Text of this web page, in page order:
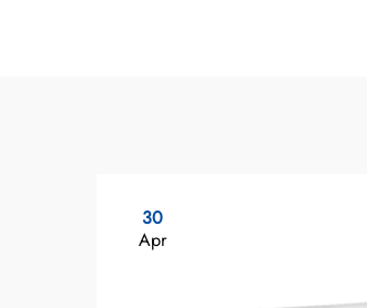
30
Apr